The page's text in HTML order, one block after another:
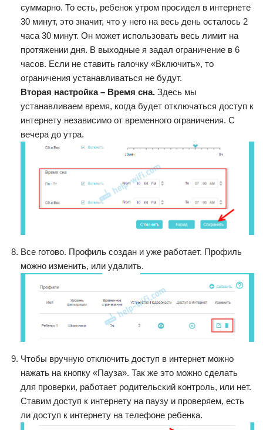
суммарно. То есть, ребенок утром просидел в интернете
30 минут, это значит, что у него на весь день осталось 2
часа 30 минут. Он может использовать весь лимит на
протяжении дня. В выходные я задал ограничение в 6
часов. Если не ставить галочку «Включить», то
ограничения устанавливаться не будут.
Вторая настройка – Время сна. Здесь мы
устанавливаем время, когда будет отключаться доступ к
интернету независимо от временного ограничения. С
вечера до утра.
Все готово. Профиль создан и уже работает. Профиль
можно изменить, или удалить.
Чтобы вручную отключить доступ в интернет можно
нажать на кнопку «Пауза». Так же это можно сделать
для проверки, работает родительский контроль, или нет.
Ставим доступ к интернету на паузу и проверяем, есть
ли доступ к интернету на телефоне ребенка.